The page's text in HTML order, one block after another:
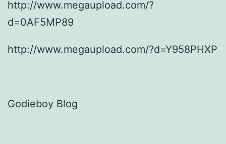
http://www.megaupload.com/?
d=0AF5MP89
http://www.megaupload.com/?d=Y958PHXP
Godieboy Blog